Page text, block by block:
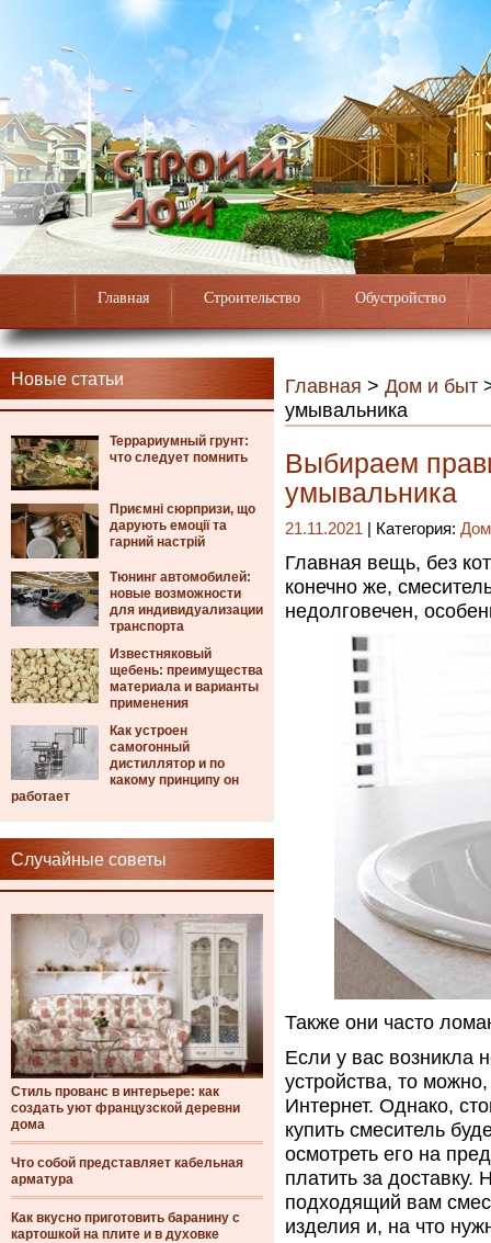
Главная Строительство Обустройство
Новые статьи
Террариумный грунт:
что следует помнить
Приємні сюрпризи, що
дарують емоції та
гарний настрій
Тюнинг автомобилей:
новые возможности
для индивидуализации
транспорта
Известняковый
щебень: преимущества
материала и варианты
применения
Как устроен
самогонный
дистиллятор и по
какому принципу он
работает
Случайные советы
Стиль прованс в интерьере: как
создать уют французской деревни
дома
Что собой представляет кабельная
арматура
Как вкусно приготовить баранину с
картошкой на плите и в духовке
Главная > Дом и быт
умывальника
Выбираем
умывальника
21.11.2021 | Категория:
Главная вещь, без
конечно же,
недолговечен,
Также они часто
Если у вас возникла
устройства, то
Интернет. Однако,
купить смеситель
осмотреть его на
платить за доставку.
подходящий вам
изделия и, на что